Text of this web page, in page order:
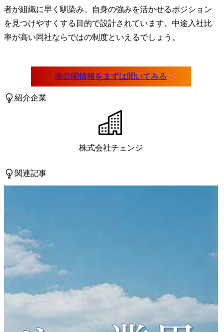
者が組織に早く馴染み、自身の強みを活かせるポジション
を見つけやすくする目的で設計されています。中途入社比
率が高い同社ならではの制度といえるでしょう。
紹介企業
株式会社チェンジ
関連記事